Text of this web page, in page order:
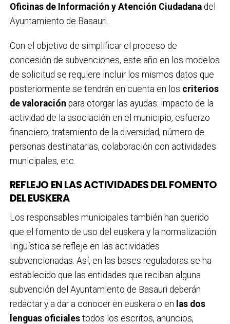
Oficinas de Información y Atención Ciudadanadel
Ayuntamiento de Basauri.
Con el objetivo de simplificar el proceso de
concesión de subvenciones, este año en los modelos
de solicitud se requiere incluir los mismos datos que
posteriormente se tendrán en cuenta en los criterios
de valoración para otorgar las ayudas: impacto de la
actividad de la asociación en el municipio, esfuerzo
financiero, tratamiento de la diversidad, número de
personas destinatarias, colaboración con actividades
municipales, etc.
REFLEJO EN LAS ACTIVIDADES DEL FOMENTO
DEL EUSKERA
Los responsables municipales también han querido
que el fomento de uso del euskera y la normalización
lingüística se refleje en las actividades
subvencionadas. Así, en las bases reguladoras se ha
establecido que las entidades que reciban alguna
subvención del Ayuntamiento de Basauri deberán
redactar y a dar a conocer en euskera o en las dos
lenguas oficialestodos los escritos, anuncios,